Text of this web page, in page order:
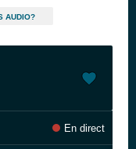
AUDIO?
En direct